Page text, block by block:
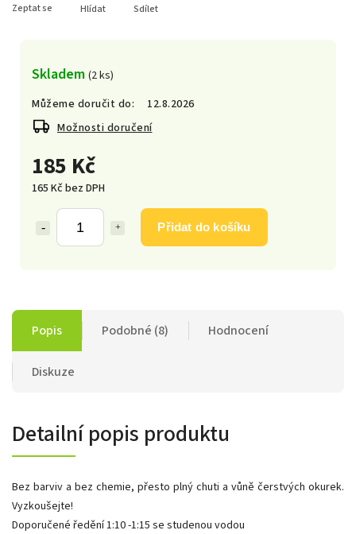
185 Kč
165 Kč bez DPH
Přidat do košíku
Skladem (2 ks)
Můžeme doručit do:
12.8.2026
Možnosti doručení
Zeptat se Hlídat Sdílet
Popis Podobné (8) Hodnocení
Diskuze
Detailní popis produktu
Bez barviv a bez chemie, přesto plný chuti a vůně čerstvých okurek.
Vyzkoušejte!
Doporučené ředění 1:10 -1:15 se studenou vodou